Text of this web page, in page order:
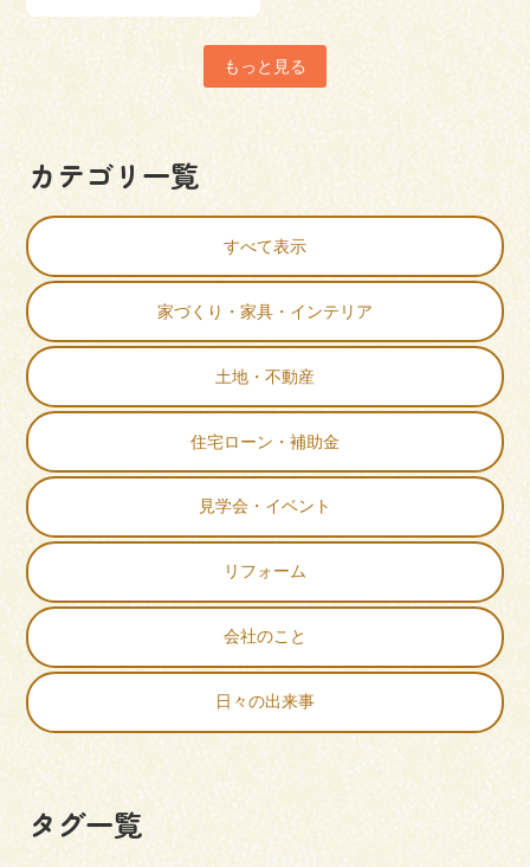
もっと見る
カテゴリ一覧
すべて表示
家づくり・家具・インテリア
土地・不動産
住宅ローン・補助金
見学会・イベント
リフォーム
会社のこと
日々の出来事
タグ一覧